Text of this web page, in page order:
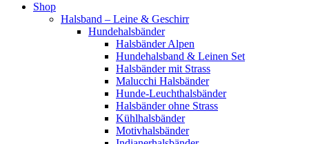
Shop
Halsband – Leine & Geschirr
Hundehalsbänder
Halsbänder Alpen
Hundehalsband & Leinen Set
Halsbänder mit Strass
Malucchi Halsbänder
Hunde-Leuchthalsbänder
Halsbänder ohne Strass
Kühlhalsbänder
Motivhalsbänder